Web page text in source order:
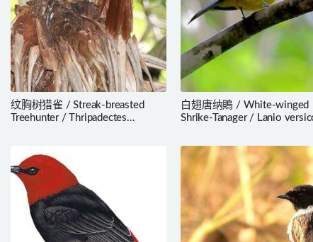
纹胸树猎雀 / Streak-breasted
Treehunter / Thripadectes
白翅唐纳鵙 / White-winged
Shrike-Tanager / Lanio